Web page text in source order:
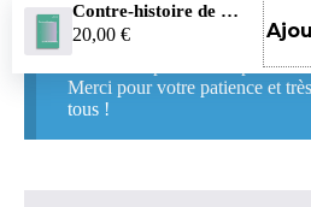
Contre-histoire de l’humanitaire
20,00 €
La boutique reste ouverte
Vous pouvez continuer à passer
site. Les expéditions
Merci pour votre patience et
tous !